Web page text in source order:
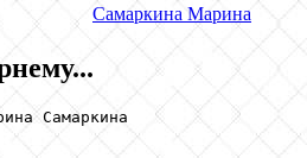
Самаркина Марина
Самаркина